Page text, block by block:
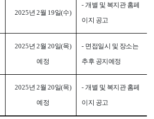
2025년 2월 19일(수)
- 개별 및 복지관 홈페
이지 공고
2025년 2월 20일(목)
예정
- 면접일시 및 장소는
추후 공지예정
2025년 2월 20일(목)
예정
- 개별 및 복지관 홈페
이지 공고